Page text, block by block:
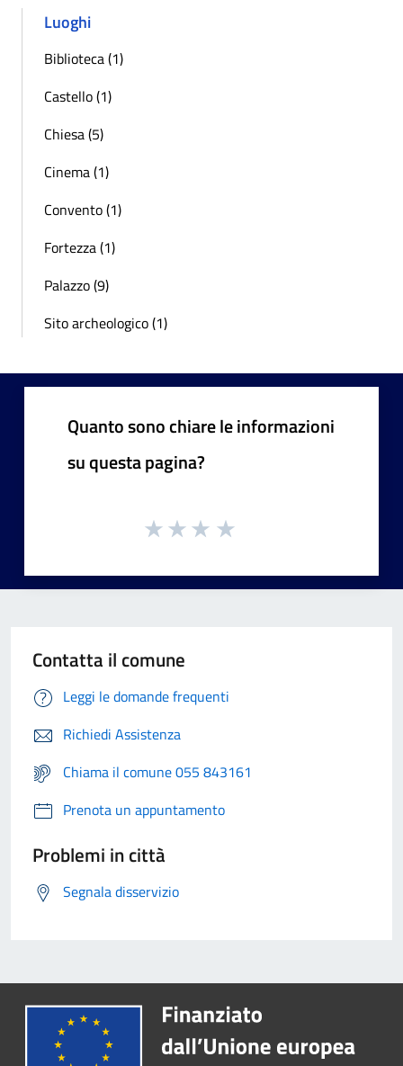
Luoghi
Biblioteca (1)
Castello (1)
Chiesa (5)
Cinema (1)
Convento (1)
Fortezza (1)
Palazzo (9)
Sito archeologico (1)
Quanto sono chiare le informazioni
su questa pagina?
Contatta il comune
Leggi le domande frequenti
Richiedi Assistenza
Chiama il comune 055 843161
Prenota un appuntamento
Problemi in città
Segnala disservizio